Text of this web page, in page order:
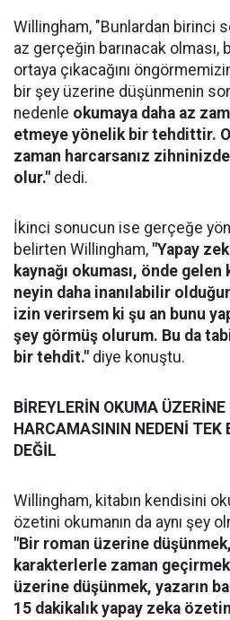
Willingham, "Bunlardan birinci
az gerçeğin barınacak olması,
ortaya çıkacağını
bir şey üzerine düşünmenin
nedenle okumaya daha az
etmeye yönelik bir tehdittir.
zaman harcarsanız
olur." dedi.
İkinci sonucun ise gerçeğe
belirten Willingham, "Yapay
kaynağı okuması, önde
neyin daha inanılabilir
izin verirsem ki şu an bunu
şey görmüş olurum. Bu da
bir tehdit." diye konuştu.
BİREYLERİN OKUMA
HARCAMASININ NEDENİ TEK
DEĞİL
Willingham, kitabın kendisini
özetini okumanın da aynı şey
"Bir roman üzerine
karakterlerle zaman
üzerine düşünmek, yazarın
15 dakikalık yapay zeka